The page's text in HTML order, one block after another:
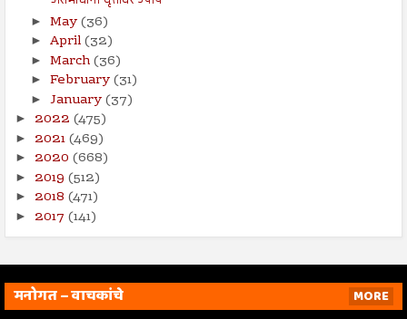
► May(36)
► April(32)
► March(36)
► February(31)
► January(37)
► 2022 (475)
► 2021(469)
► 2020 (668)
► 2019 (512)
► 2018 (471)
► 2017 (141)
मनोगत – वाचकांचे
MORE